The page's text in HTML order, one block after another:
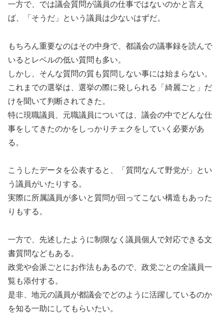
一方で、では議会質問が議員の仕事ではないのかと言え
ば、「そうだ」という議員は少ないはずだ。
もちろん重要なのはその中身で、都議会の議事録を読んで
いるとレベルの低い質問も多い。
しかし、そんな質問の質も質問しない事には始まらない。
これまでの選挙は、選挙の際に発しられる「綺麗ごと」だ
けを聞いて判断されてきた。
特に現職議員、元職議員については、議会の中でどんな仕
事をしてきたのかをしっかりチェクをしていく必要があ
る。
こうしたデータを公表すると、「質問なんて野党が」とい
う議員がいたりする。
実際に所属議員が多いと質問が回ってこない構造もあった
りもする。
一方で、先述したように制限なく議員個人で対応できる文
書質問などもある。
政党や会派ごとにお作法もあるので、政党ごとの全議員一
覧も添付する。
是非、地元の議員が都議会でどのように活躍しているのか
を知る一助にしてもらいたい。